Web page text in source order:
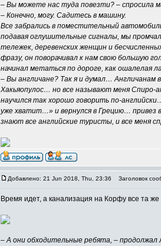
– Вы можете нас туда повезти? – спросила
– Конечно, могу. Садитесь в машину.
Все забрались в поместительный
подавая оглушительные сигналы, мы
тележек, деревенских женщин и
фразу, он поворачивал к нам свою большую
начинал метаться по дороге, как ошалелая
– Вы англичане? Так я и думал…
Хакьяопулос… но все называют меня
научился так хорошо говорить по-
уже хватит…» и вернулся в Грецию…
знают все английские туристы, и все меня
Добавлено: 21 Jun 2018, Thu, 23:36 Заголовок
Время идет, а канализация на Корфу все та же
– А они обходительные ребята, – продолжал